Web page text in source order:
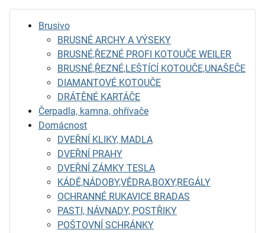
Brusivo
BRUSNÉ ARCHY A VÝSEKY
BRUSNÉ,ŘEZNÉ PROFI KOTOUČE WEILER
BRUSNÉ,ŘEZNÉ,LEŠTÍCÍ KOTOUČE,UNAŠEČE
DIAMANTOVÉ KOTOUČE
DRÁTĚNÉ KARTÁČE
Čerpadla, kamna, ohřívače
Domácnost
DVEŘNÍ KLIKY, MADLA
DVEŘNÍ PRAHY
DVEŘNÍ ZÁMKY TESLA
KÁDĚ,NÁDOBY,VĚDRA,BOXY,REGÁLY
OCHRANNÉ RUKAVICE BRADAS
PASTI, NÁVNADY, POSTŘIKY
POŠTOVNÍ SCHRÁNKY